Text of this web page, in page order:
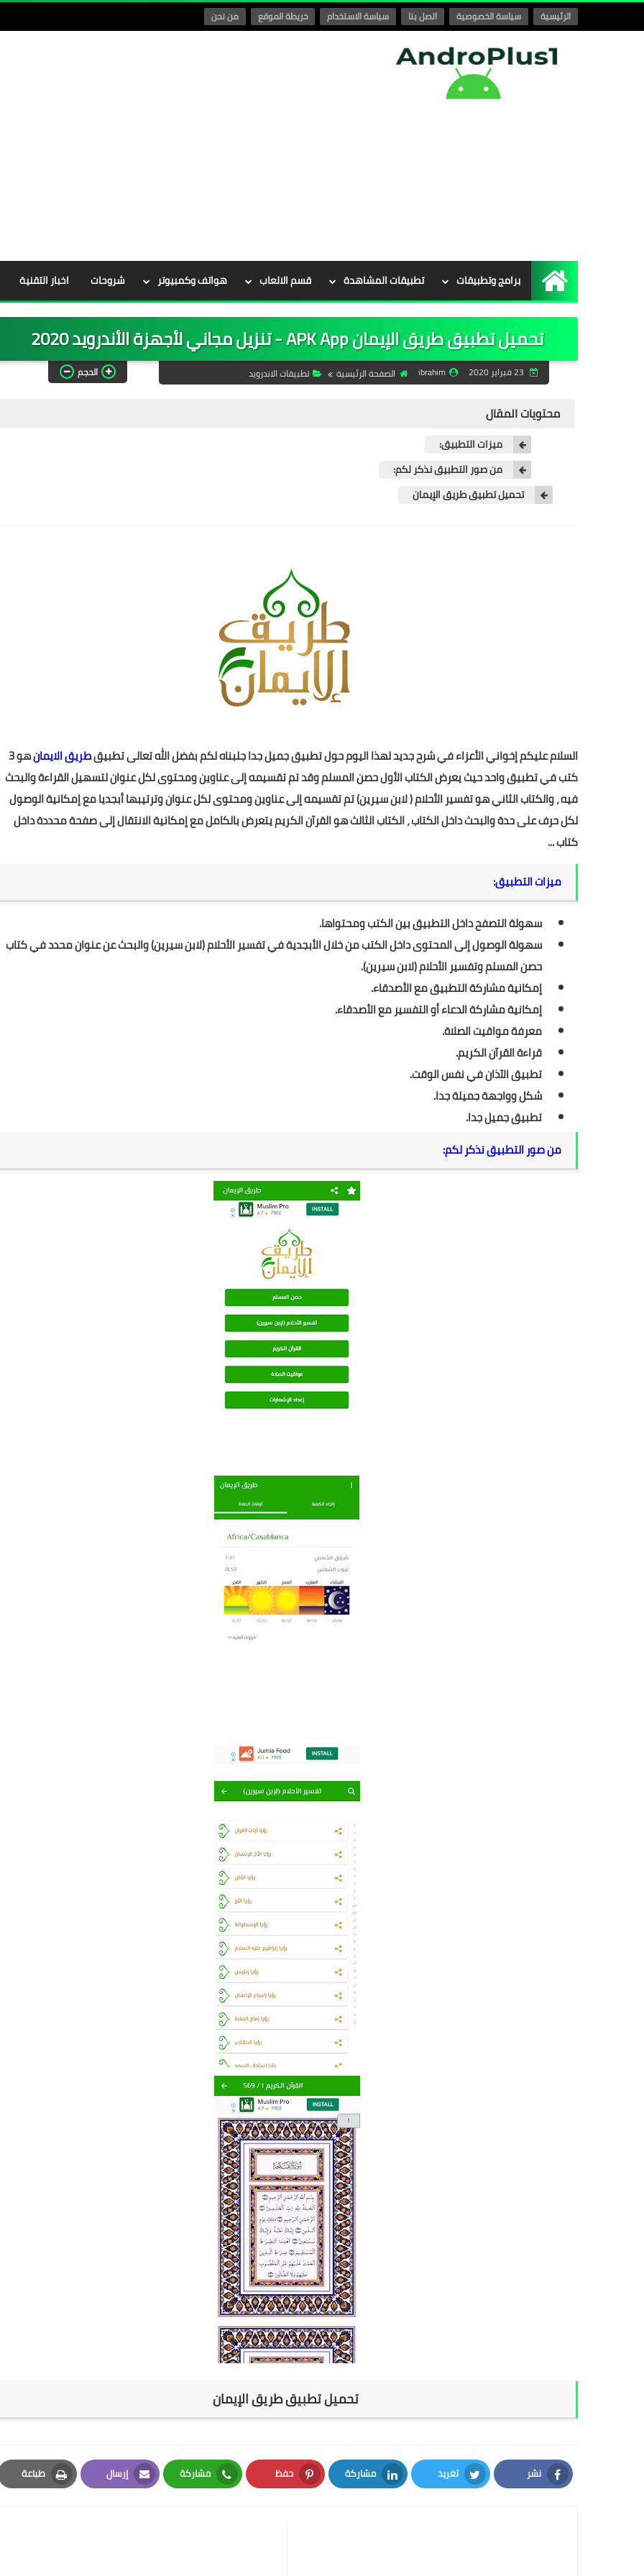
الرئيسية سياسة الخصوصية اتصل بنا سياسة الاستخدام خريطة الموقع من نحن
الرئيسية
برامج وتطبيقات تطبيقات المشاهدة قسم الالعاب هواتف وكمبيوتر شروحات اخبار التقنية
تحميل تطبيق طريق الإيمان APK App - تنزيل مجاني لأجهزة الأندرويد‏ 2020
ibrahim الصفحة الرئيسية تطبيقات الاندرويد الحجم
محتويات المقال
ميزات التطبيق:
من صور التطبيق نذكر لكم:
تحميل تطبيق طريق الإيمان
السلام عليكم إخواني الأعزاء في شرح جديد لهذا اليوم حول تطبيق جميل جدا جلبناه لكم بفضل الله تعالى تطبيقطريق الايمان
هو 3
كتب في تطبيق واحد حيث يعرض الكتاب الأول حصن المسلم وقد تم تقسيمه إلى عناوين ومحتوى لكل عنوان لتسهيل القراءة والبحث
فيه ، والكتاب الثاني هو تفسير الأحلام ( لابن سيرين) تم تقسيمه إلى عناوين ومحتوى لكل عنوان وترتيبها أبجديا مع إمكانية الوصول
لكل حرف على حدة والبحث داخل الكتاب ، الكتاب الثالث هو القرآن الكريم يتعرض بالكامل مع إمكانية الانتقال إلى صفحة محددة داخل
كتاب ...
ميزات التطبيق:
سهولة التصفح داخل التطبيق بين الكتب ومحتواها.
سهولة الوصول إلى المحتوى داخل الكتب من خلال الأبجدية في تفسير الأحلام (لابن سيرين) والبحث عن عنوان محدد في كتاب
حصن المسلم وتفسير الأحلام (لابن سيرين).
إمكانية مشاركة التطبيق مع الأصدقاء.
إمكانية مشاركة الدعاء أو التفسير مع الأصدقاء.
معرفة مواقيت الصلاة.
قراءة القرآن الكريم.
تطبيق الآذان في نفس الوقت.
شكل وواجهة جميلة جدا.
تطبيق جميل جدا.
من صور التطبيق نذكر لكم:
تحميل تطبيق طريق الإيمان
نشر
Facebook
تغريد
Twitter
مشاركة
LinkedIn
حفظ
Pinterest
مشاركة
Whatsapp
إرسال
Email
طباعة
Print